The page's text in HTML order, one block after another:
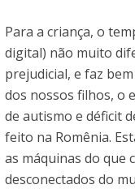
Para a criança, o
digital) não muito
prejudicial, e faz
dos nossos filhos, o
de autismo e déficit
feito na Romênia.
as máquinas do que
desconectados do